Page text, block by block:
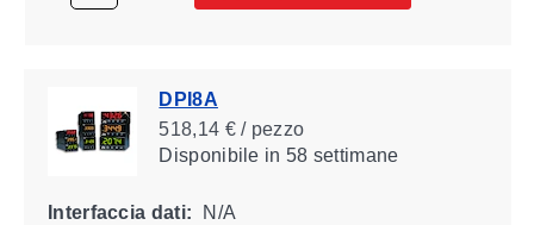
DPI8A
518,14 € / pezzo
Disponibile in 58 settimane
Interfaccia dati: N/A